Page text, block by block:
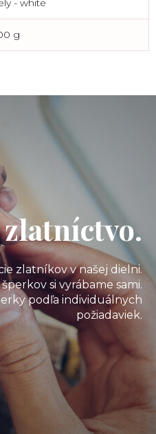
- white
g
zlatníkov v našej dielni.
si vyrábame sami.
podľa individuálnych
požiadaviek.